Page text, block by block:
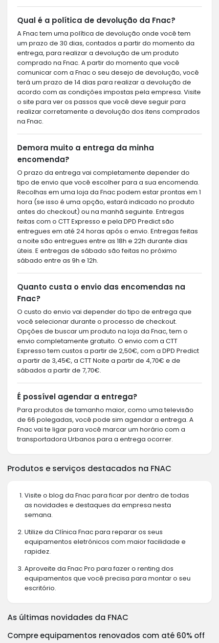
Qual é a política de devolução da Fnac?
A Fnac tem uma política de devolução onde você tem
um prazo de 30 dias, contados a partir do momento da
entrega, para realizar a devolução de um produto
comprado na Fnac. A partir do momento que você
comunicar com a Fnac o seu desejo de devolução, você
terá um prazo de 14 dias para realizar a devolução de
acordo com as condições impostas pela empresa. Visite
o site para ver os passos que você deve seguir para
realizar corretamente a devolução dos itens comprados
na Fnac.
Demora muito a entrega da minha
encomenda?
O prazo da entrega vai completamente depender do
tipo de envio que você escolher para a sua encomenda.
Recolhas em uma loja da Fnac podem estar prontas em 1
hora (se isso é uma opção, estará indicado no produto
antes do checkout) ou na manhã seguinte. Entregas
feitas com o CTT Expresso e pela DPD Predict são
entregues em até 24 horas após o envio. Entregas feitas
a noite são entregues entre as 18h e 22h durante dias
úteis. E entregas de sábado são feitas no próximo
sábado entre as 9h e 12h.
Quanto custa o envio das encomendas na
Fnac?
O custo do envio vai depender do tipo de entrega que
você selecionar durante o processo de checkout.
Opções de buscar um produto na loja da Fnac, tem o
envio completamente gratuito. O envio com a CTT
Expresso tem custos a partir de 2,50€, com a DPD Predict
a partir de 3,45€, a CTT Noite a partir de 4,70€ e de
sábados a partir de 7,70€.
É possível agendar a entrega?
Para produtos de tamanho maior, como uma televisão
de 66 polegadas, você pode sim agendar a entrega. A
Fnac vai te ligar para você marcar um horário com a
transportadora Urbanos para a entrega ocorrer.
Produtos e serviços destacados na FNAC
Visite o blog da Fnac para ficar por dentro de todas
as novidades e destaques da empresa nesta
semana.
Utilize da Clínica Fnac para reparar os seus
equipamentos eletrónicos com maior facilidade e
rapidez.
Aproveite da Fnac Pro para fazer o renting dos
equipamentos que você precisa para montar o seu
escritório.
As últimas novidades da FNAC
Compre equipamentos renovados com até 60% off